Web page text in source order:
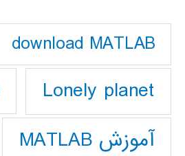
download MATLAB
Lonely planet
آموزش MATLAB